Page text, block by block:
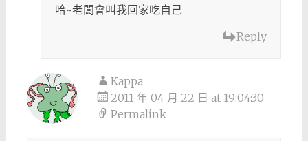
哈~老闆會叫我回家吃自己
Reply
Kappa
2011 年 04 月 22 日 at 19:04:30
Permalink